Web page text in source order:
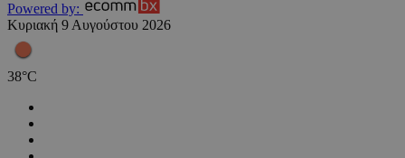
Powered by:
Κυριακή 9 Αυγούστου 2026
38°C